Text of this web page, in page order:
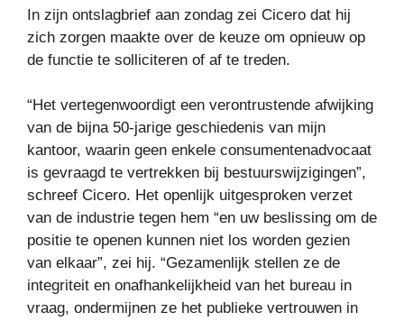
In zijn ontslagbrief aan zondag zei Cicero dat hij
zich zorgen maakte over de keuze om opnieuw op
de functie te solliciteren of af te treden.
“Het vertegenwoordigt een verontrustende afwijking
van de bijna 50-jarige geschiedenis van mijn
kantoor, waarin geen enkele consumentenadvocaat
is gevraagd te vertrekken bij bestuurswijzigingen”,
schreef Cicero. Het openlijk uitgesproken verzet
van de industrie tegen hem “en uw beslissing om de
positie te openen kunnen niet los worden gezien
van elkaar”, zei hij. “Gezamenlijk stellen ze de
integriteit en onafhankelijkheid van het bureau in
vraag, ondermijnen ze het publieke vertrouwen in